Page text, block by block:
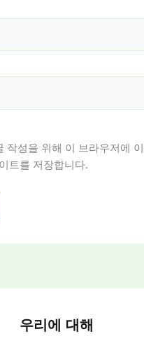
작성을 위해 이 브라우저에 이
트를 저장합니다.
우리에 대해